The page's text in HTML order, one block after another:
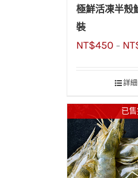
極鮮活凍半殼
裝
NT$450 –
詳
已